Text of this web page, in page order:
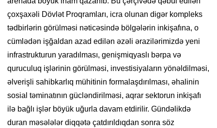
çoxşaxəli Dövlət Proqramları, icra olunan digər kompleks
tədbirlərin görülməsi nəticəsində bölgələrin inkişafına, o
cümlədən işğaldan azad edilən əzəli ərazilərimizdə yeni
infrastrukturun yaradılması, genişmiqyaslı bərpa və
quruculuq işlərinin görülməsi, investisiyaların yönəldilməsi,
əlverişli sahibkarlıq mühitinin formalaşdırılması, əhalinin
sosial təminatının gücləndirilməsi, aqrar sektorun inkişafı
ilə bağlı işlər böyük uğurla davam etdirilir. Gündəlikdə
duran məsələlər diqqətə çatdırıldıqdan sonra söz